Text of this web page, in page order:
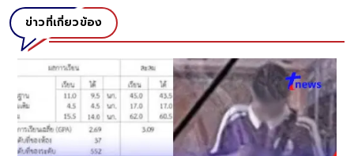
ข่าวที่เกี่ยวข้อง